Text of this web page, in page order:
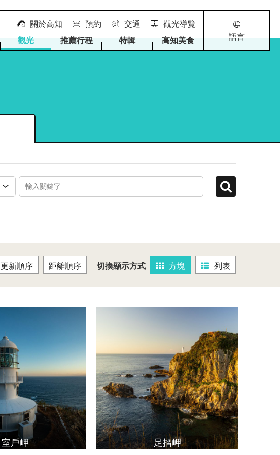
關於高知 預約 交通
觀光導覽
觀光 推薦行程 特輯 高知美食 語言
更新順序 距離順序 切換顯示方式 方塊 列表
室戶岬 足摺岬